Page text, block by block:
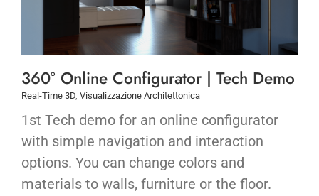
360° Online Configurator | Tech Demo
Real-Time 3D, Visualizzazione Architettonica
1st Tech demo for an online configurator
with simple navigation and interaction
options. You can change colors and
materials to walls, furniture or the floor.